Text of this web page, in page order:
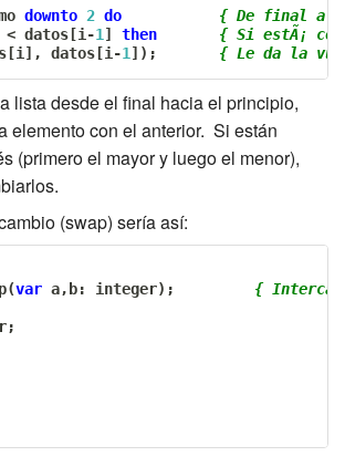
downto 2 do
{ De final a
< datos[i -1 ] then
{ Si estÃ¡
[i ] , datos[i -1 ] ) ; { Le da la
lista desde el final hacia el principio,
elemento con el anterior. Si están
(primero el mayor y luego el menor),
(swap) sería así:
(var a, b: integer) ;
{
;